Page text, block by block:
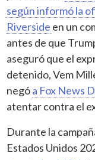
según informó la
Riverside en un
antes de que
aseguró que el
detenido, Vem
negóa Fox News
atentar contra el
Durante la
Estados Unidos